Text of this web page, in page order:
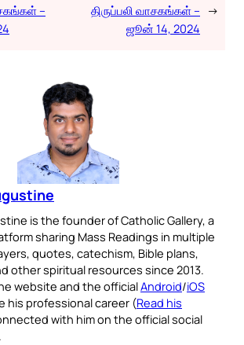
–
திருப்பலி வாசகங்கள் –
ஜூன் 14, 2024
→
is the founder of Catholic Gallery, a
sharing Mass Readings in multiple
quotes, catechism, Bible plans,
other spiritual resources since 2013.
website and the officialAndroid/iOS
his professional career (Read his
with him on the official social